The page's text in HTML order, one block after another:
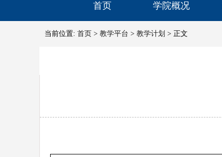
首页 学院概况
当前位置: 首页 > 教学平台 > 教学计划 > 正文